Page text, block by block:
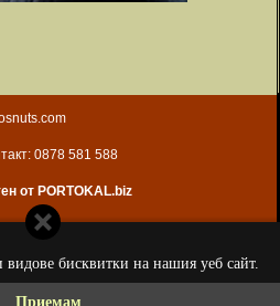
бисквитки на нашия уеб сайт.
Приемам
0878 581 588
от PORTOKAL.biz